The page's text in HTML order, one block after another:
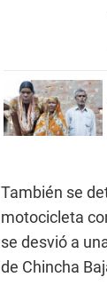
También se
motocicleta
se desvió a
de Chincha